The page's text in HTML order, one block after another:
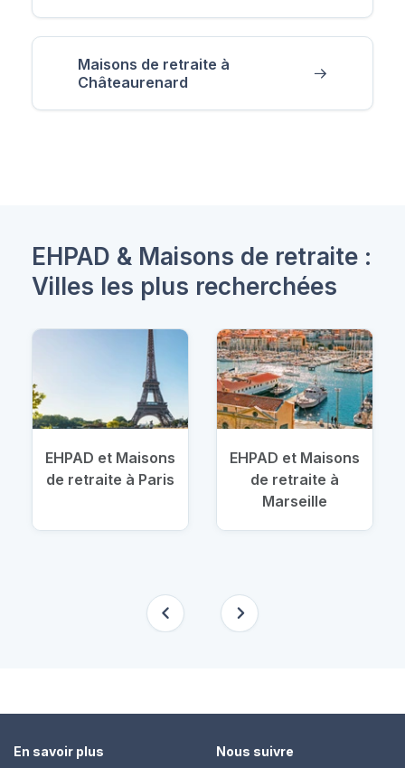
Maisons de retraite à
Châteaurenard
EHPAD & Maisons de retraite :
Villes les plus recherchées
EHPAD et Maisons
de retraite à Paris
EHPAD et Maisons
de retraite à
Marseille
En savoir plus Nous suivre